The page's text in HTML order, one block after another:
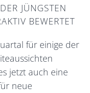
JÜNGSTEN
BEWERTET
für einige der
jetzt auch eine
neue